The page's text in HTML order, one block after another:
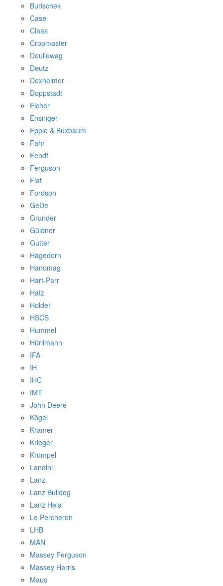
Burischek
Case
Claas
Cropmaster
Deuliewag
Deutz
Dexheimer
Doppstadt
Eicher
Ensinger
Epple & Buxbaum
Fahr
Fendt
Ferguson
Fiat
Fordson
GeDe
Grunder
Güldner
Gutter
Hagedorn
Hanomag
Hart-Parr
Hatz
Holder
HSCS
Hummel
Hürlimann
IFA
IH
IHC
IMT
John Deere
Kögel
Kramer
Krieger
Krümpel
Landini
Lanz
Lanz Bulldog
Lanz Hela
Le Percheron
LHB
MAN
Massey Ferguson
Massey Harris
Maus